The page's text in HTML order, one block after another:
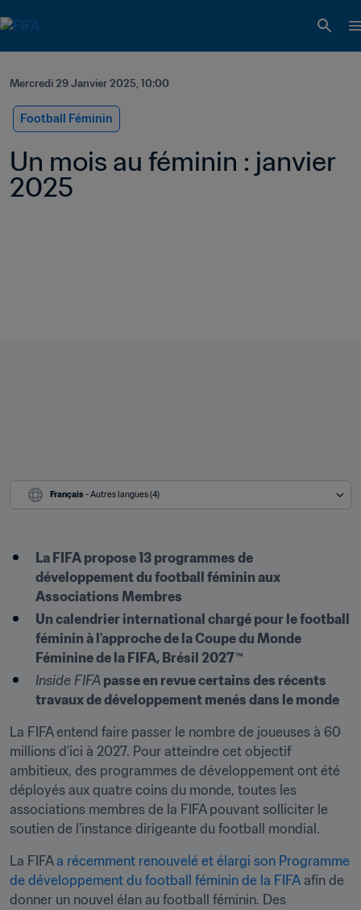
Mercredi 29 Janvier 2025, 10:00
Football Féminin
Un mois au féminin : janvier
2025
Français - Autres langues (4)
La FIFA propose 13 programmes de
développement du football féminin aux
Associations Membres
Un calendrier international chargé pour le football
féminin à l'approche de la Coupe du Monde
Féminine de la FIFA, Brésil 2027™
Inside FIFA passe en revue certains des récents
travaux de développement menés dans le monde
La FIFA entend faire passer le nombre de joueuses à 60
millions d’ici à 2027. Pour atteindre cet objectif
ambitieux, des programmes de développement ont été
déployés aux quatre coins du monde, toutes les
associations membres de la FIFA pouvant solliciter le
soutien de l'instance dirigeante du football mondial.
La FIFA a récemment renouvelé et élargi son Programme
de développement du football féminin de la FIFA afin de
donner un nouvel élan au football féminin. Des